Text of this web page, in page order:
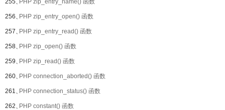
255、PHP zip_entry_name() 函数
256、PHP zip_entry_open() 函数
257、PHP zip_entry_read() 函数
258、PHP zip_open() 函数
259、PHP zip_read() 函数
260、PHP connection_aborted() 函数
261、PHP connection_status() 函数
262、PHP constant() 函数